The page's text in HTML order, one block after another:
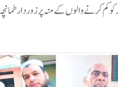
کرنے والوں کے منہ پر زوردار طمانچہ